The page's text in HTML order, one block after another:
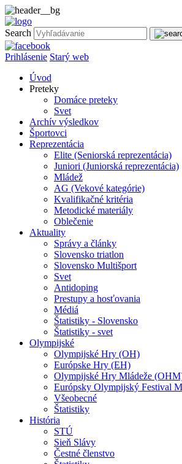
Search
Prihlásenie Starý web
Úvod
Preteky
Domáce preteky
Svet
Archív výsledkov
Športovci
Reprezentácia
Elite (Seniorská reprezentácia)
Juniori (Juniorská reprezentácia)
Mládež
AG (Vekové kategórie)
Kvalifikačné kritéria
Metodické materiály
Oblečenie
Aktuality
Správy a články
Slovensko triatlon
Slovensko Multišport
Svet
Antidoping
Prestupy a hosťovania
Médiá
Štatistiky - Slovensko
Štatistiky - svet
Olympijské
Olympijské Hry (OH)
Európske Hry (EH)
Olympijské Hry Mládeže
Európsky Olympijský Festival
Všeobecné
Štatistiky
História
STÚ
Sieň Slávy
Čestné členstvo